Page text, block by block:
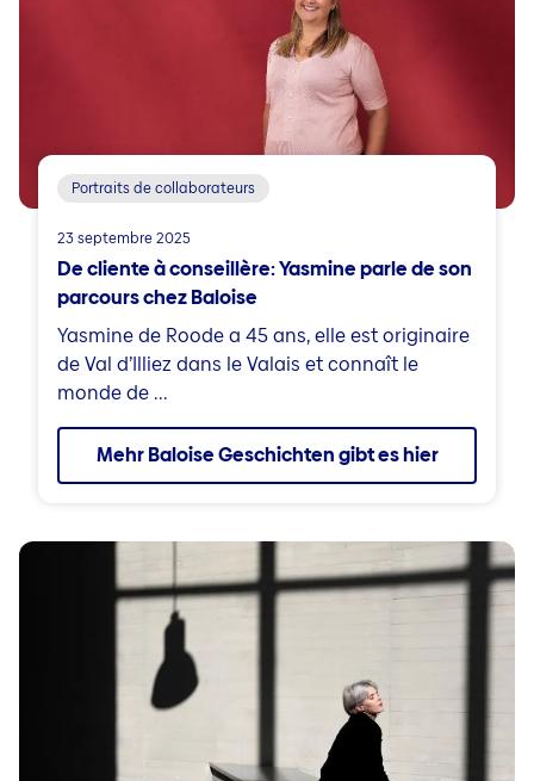
Portraits de collaborateurs
23 septembre 2025
De cliente à conseillère: Yasmine parle de son
parcours chez Baloise
Yasmine de Roode a 45 ans, elle est originaire
de Val d’Illiez dans le Valais et connaît le
monde de ...
Mehr Baloise Geschichten gibt es hier